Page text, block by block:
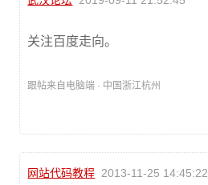
关注百度走向。
跟帖来自电脑端 · 中国浙江杭州
网站代码教程 2013-11-25 14:45:22